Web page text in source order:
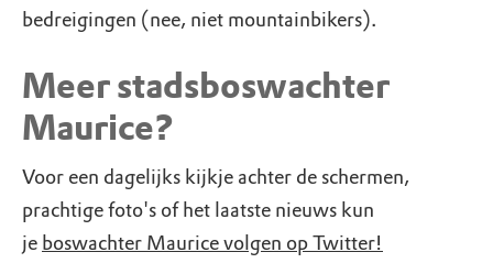
bedreigingen (nee, niet mountainbikers).
Meer stadsboswachter
Maurice?
Voor een dagelijks kijkje achter de schermen,
prachtige foto's of het laatste nieuws kun
je boswachter Maurice volgen op Twitter!